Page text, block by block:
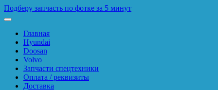
Подберу запчасть по фотке за 5 минут
Главная
Hyundai
Doosan
Volvo
Запчасти спецтехники
Оплата / реквизиты
Доставка